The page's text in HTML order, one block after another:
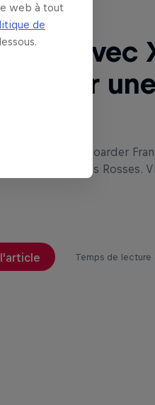
Avec
Rue sur
le snowboarder
du Bec des Rosses.
Temps de lecture
web à tout
de